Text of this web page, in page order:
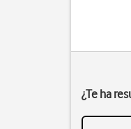
¿Te ha